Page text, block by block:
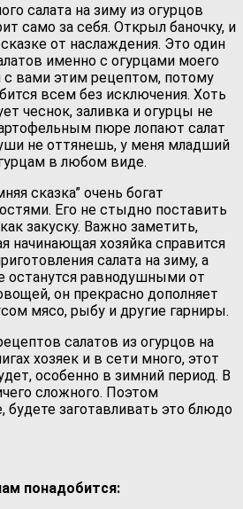
салата на зиму из огурцов
само за себя. Открыл баночку, и
от наслаждения. Это один
именно с огурцами моего
вами этим рецептом, потому
всем без исключения. Хоть
чеснок, заливка и огурцы не
пюре лопают салат
не оттянешь, у меня младший
в любом виде.
сказка” очень богат
Его не стыдно поставить
закуску. Важно заметить,
начинающая хозяйка справится
салата на зиму, а
останутся равнодушными от
он прекрасно дополняет
мясо, рыбу и другие гарниры.
салатов из огурцов на
хозяек и в сети много, этот
особенно в зимний период. В
сложного. Поэтом
будете заготавливать это блюдо
понадобится: